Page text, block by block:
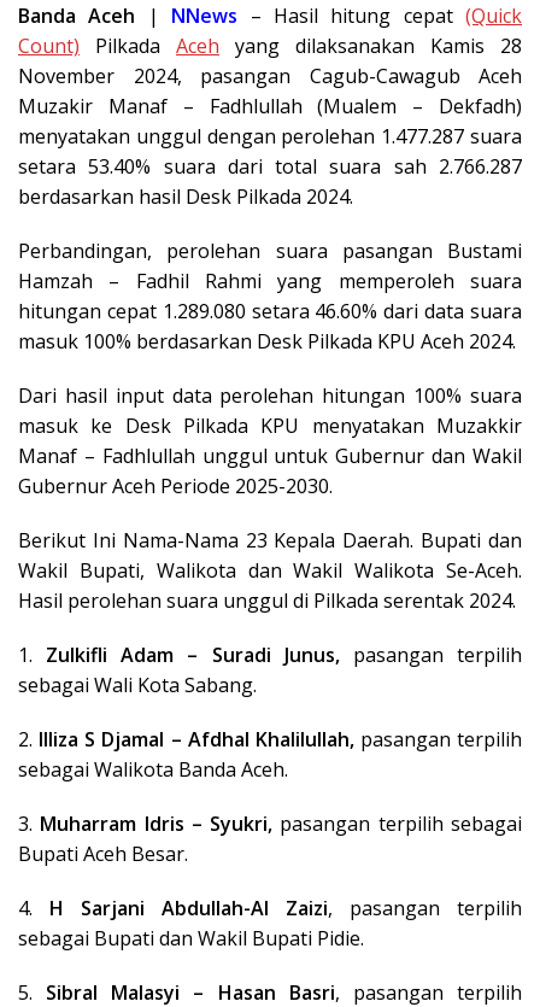
Banda Aceh | NNews – Hasil hitung cepat (Quick
Count) Pilkada Aceh yang dilaksanakan Kamis 28
November 2024, pasangan Cagub-Cawagub Aceh
Muzakir Manaf – Fadhlullah (Mualem – Dekfadh)
menyatakan unggul dengan perolehan 1.477.287 suara
setara 53.40% suara dari total suara sah 2.766.287
berdasarkan hasil Desk Pilkada 2024.
Perbandingan, perolehan suara pasangan Bustami
Hamzah – Fadhil Rahmi yang memperoleh suara
hitungan cepat 1.289.080 setara 46.60% dari data suara
masuk 100% berdasarkan Desk Pilkada KPU Aceh 2024.
Dari hasil input data perolehan hitungan 100% suara
masuk ke Desk Pilkada KPU menyatakan Muzakkir
Manaf – Fadhlullah unggul untuk Gubernur dan Wakil
Gubernur Aceh Periode 2025-2030.
Berikut Ini Nama-Nama 23 Kepala Daerah. Bupati dan
Wakil Bupati, Walikota dan Wakil Walikota Se-Aceh.
Hasil perolehan suara unggul di Pilkada serentak 2024.
1. Zulkifli Adam – Suradi Junus,pasangan terpilih
sebagai Wali Kota Sabang.
2. Illiza S Djamal – Afdhal Khalilullah,pasangan terpilih
sebagai Walikota Banda Aceh.
3. Muharram Idris – Syukri, pasangan terpilih sebagai
Bupati Aceh Besar.
4. H Sarjani Abdullah-Al Zaizi, pasangan terpilih
sebagai Bupati dan Wakil Bupati Pidie.
5. Sibral Malasyi – Hasan Basri, pasangan terpilih